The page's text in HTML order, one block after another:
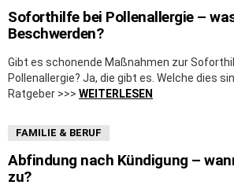
Soforthilfe bei Pollenallergie –
Beschwerden?
Gibt es schonende Maßnahmen zur
Pollenallergie? Ja, die gibt es. Welche dies
Ratgeber >>> WEITERLESEN
FAMILIE & BERUF
Abfindung nach Kündigung –
zu?